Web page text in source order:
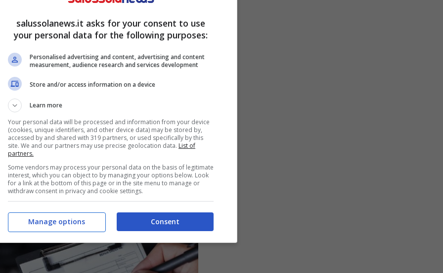
le sanzioni sono dietro l’angolo e la vacanza
si dica.
l’automobile: controlla
non solo)
deve avere una regolare
tra le altre spese troviamo anche il bollo, la
scadenza a cui si deve fare particolare
dal Codice della Strada, la revisione
va effettuata
ogni 2 anniper le volte
salussolanews.it asks for your consent to use
your personal data for the following purposes:
Personalised advertising and content, advertising and content
measurement, audience research and services development
Store and/or access information on a device
Learn more
Your personal data will be processed and information from your device
(cookies, unique identifiers, and other device data) may be stored by,
accessed by and shared with 319 partners, or used specifically by this
site. We and our partners may use precise geolocation data. List of
partners.
Some vendors may process your personal data on the basis of legitimate
interest, which you can object to by managing your options below. Look
for a link at the bottom of this page or in the site menu to manage or
withdraw consent in privacy and cookie settings.
Consent
Manage options